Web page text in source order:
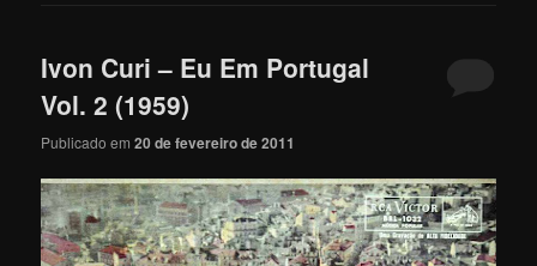
Ivon Curi – Eu Em Portugal
Vol. 2 (1959)
Publicado em20 de fevereiro de 2011